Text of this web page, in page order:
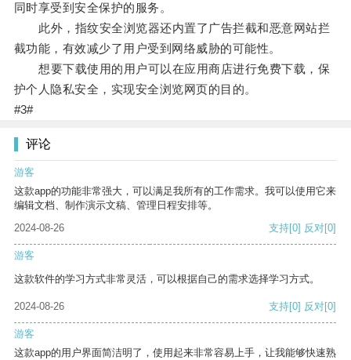
同时享受到安全保护的服务。
此外，指纹安全浏览器还内置了广告拦截和恶意网站拦
截功能，有效减少了用户受到网络威胁的可能性。
想要下载使用的用户可以在应用商店进行免费下载，保
护个人隐私安全，实现安全浏览网页的目的。
#3#
评论
游客
这款app的功能非常强大，可以满足我所有的工作需求。我可以使用它来
编辑文档、制作演示文稿、管理日程安排等。
2024-08-26
支持[0] 反对[0]
游客
这款软件的学习方式非常灵活，可以根据自己的需求选择学习方式。
2024-08-26 支持[0] 反对[0]
游客
这款app的用户界面简洁明了，使用起来非常容易上手，让我能够快速熟